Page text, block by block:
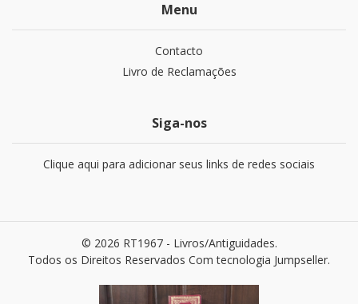
Menu
Contacto
Livro de Reclamações
Siga-nos
Clique aqui para adicionar seus links de redes sociais
© 2026 RT1967 - Livros/Antiguidades.
Todos os Direitos Reservados Com tecnologia Jumpseller.